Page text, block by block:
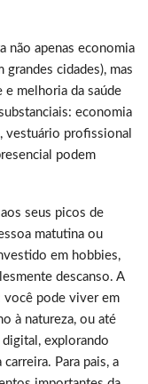
não apenas economia
cidades), mas
e melhoria da saúde
economia
vestuário profissional
podem
seus picos de
matutina ou
em hobbies,
descanso. A
você pode viver em
à natureza, ou até
explorando
Para pais, a